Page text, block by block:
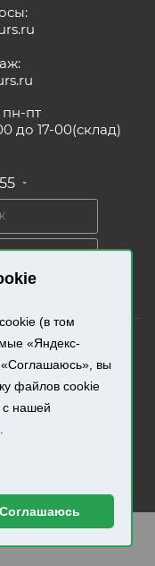
(в том
«Яндекс-
вы
файлов cookie
с нашей
.
Соглашаюсь
составляет
пт
до 17-00(склад)
защищены.